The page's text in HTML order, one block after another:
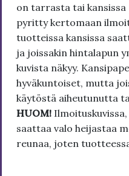
on tarrasta tai kansissa
pyritty kertomaan
tuotteissa kansissa
ja joissakin hintalapun
kuvista näkyy.
hyväkuntoiset, mutta
käytöstä aiheutunutta
HUOM!
saattaa valo heijastaa
reunaa, joten